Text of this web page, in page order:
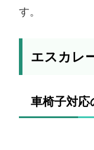
す。
エスカレ
車椅子対応